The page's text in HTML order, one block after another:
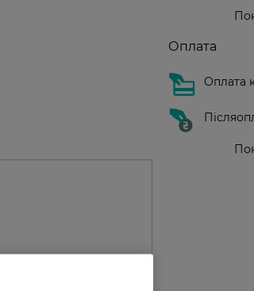
Оплата
Оплата